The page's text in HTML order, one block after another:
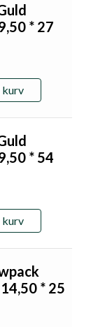
* 27
* 54
* 25